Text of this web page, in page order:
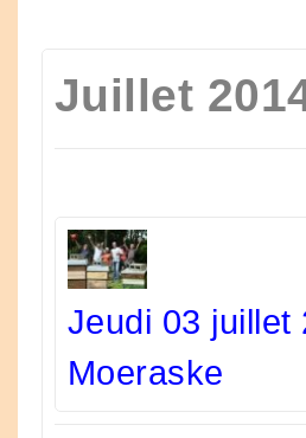
Juillet
Jeudi 03 juillet
Moeraske